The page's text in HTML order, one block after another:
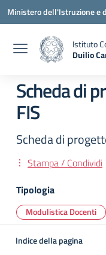
Vai ai contenuti
Vai al menu di navigazione
Vai al footer
Ministero dell'Istruzione e
Istituto
Duilio
Scheda di
FIS
Scheda di
Stampa / Condividi
Tipologia
Modulistica Docenti
Indice della pagina